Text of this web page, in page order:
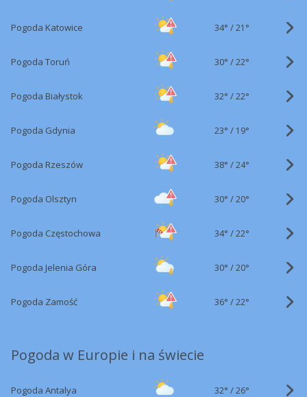
Pogoda Katowice 34° /21°
Pogoda Toruń 30° /22°
Pogoda Białystok 32° /22°
Pogoda Gdynia 23° / 19°
Pogoda Rzeszów 38° /24°
Pogoda Olsztyn 30° /20°
Pogoda Częstochowa 34° /22°
Pogoda Jelenia Góra 30° /20°
Pogoda Zamość 36° /22°
Pogoda w Europie i na świecie
Pogoda Antalya 32° /26°